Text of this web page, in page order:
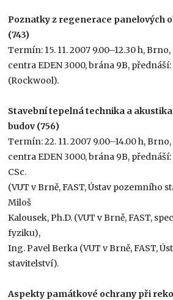
Poznatky z regenerace panelových
(743)
Termín: 15. 11. 2007 9.00–12.30 h,
centra EDEN 3000, brána 9B,
(Rockwool).
Stavební tepelná technika a
budov (756)
Termín: 22. 11. 2007 9.00–14.00 h,
centra EDEN 3000, brána 9B,
CSc.
(VUT v Brně, FAST, Ústav pozemního
Miloš
Kalousek, Ph.D. (VUT v Brně, FAST,
fyziku),
Ing. Pavel Berka (VUT v Brně, FAST,
stavitelství).
Aspekty památkové ochrany při